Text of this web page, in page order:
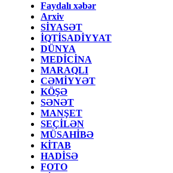
Faydalı xəbər
Arxiv
SİYASƏT
İQTİSADİYYAT
DÜNYA
MEDİCİNA
MARAQLI
CƏMİYYƏT
KÖŞƏ
SƏNƏT
MANŞET
SEÇİLƏN
MÜSAHİBƏ
KİTAB
HADİSƏ
FOTO